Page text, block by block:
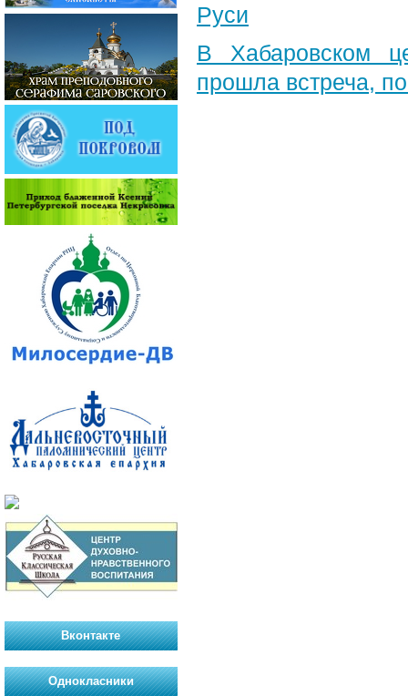
Руси
В Хабаровском
прошла встреча,
Вконтакте
Однокласники